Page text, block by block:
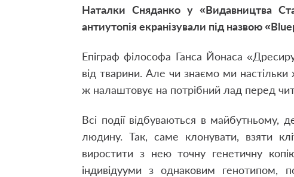
Наталки Сняданко у «Видавництва
антиутопія екранізували під назвою
Епіграф філософа Ганса Йонаса
від тварини. Але чи знаємо ми
ж налаштовує на потрібний лад перед
Всі події відбуваються в
людину. Так, саме клонувати, взяти
виростити з нею точну генетичну
індивідууми з однаковим генотипом,